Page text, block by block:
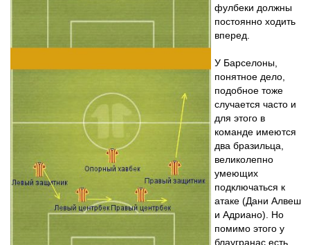
фулбеки должны
постоянно ходить
вперед.
У Барселоны,
понятное дело,
подобное тоже
случается часто и
для этого в
команде имеются
два бразильца,
великолепно
умеющих
подключаться к
атаке (Дани Алвеш
и Адриано). Но
помимо этого у
блаугранас есть